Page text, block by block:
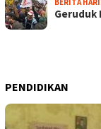
BERITA
Geruduk
PENDIDIKAN